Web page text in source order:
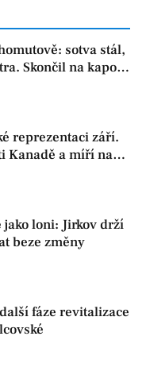
sotva stál,
Skončil na kapotě
reprezentaci září.
Kanadě a míří na
jako loni: Jirkov drží
beze změny
fáze revitalizace